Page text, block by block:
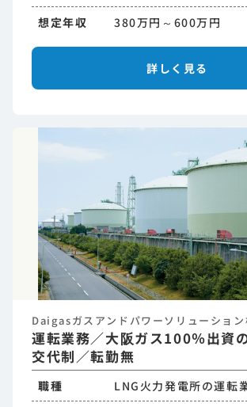
想定年収
380万円～600万円
詳しく見る
Daigasガスアンドパワーソリューション
運転業務／大阪ガス100％出資
交代制／転勤無
職種
LNG火力発電所の運転